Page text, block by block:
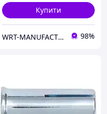
Купити
WRT-MANUFACTURING 98%